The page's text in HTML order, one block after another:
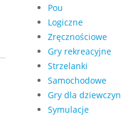
Pou
Logiczne
Zręcznościowe
Gry rekreacyjne
Strzelanki
Samochodowe
Gry dla dziewczyn
Symulacje